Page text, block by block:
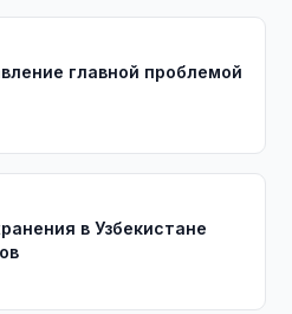
главной проблемой
в Узбекистане